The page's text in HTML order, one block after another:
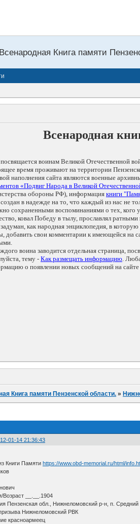
Книга памяти
Всенародная
воинам Великой Отечественной
время проживают на территории
наполнения сайта являются военные
«Подвиг Народа в Великой
обороны РФ), информация книги
в надежде на то, что каждый из нас не
сохраненными воспоминаниями о тех, кого
ковал Победу в тылу, прославлял
как народная энциклопедия, в
добавить свои комментарии к имеющейся
воина заводится отдельная страница,
тему - Как размещать информацию.
о появлении новых сообщений на сайте
Книга памяти Пензенской области. »
01-14 21:36:43
Книги Памятиhttps://www.obd-memorial.ru/html/
Возраст __.__.1904
Пензенская обл., Нижнеломовский р-н, п. Средний
Нижнеломовский РВК
красноармеец